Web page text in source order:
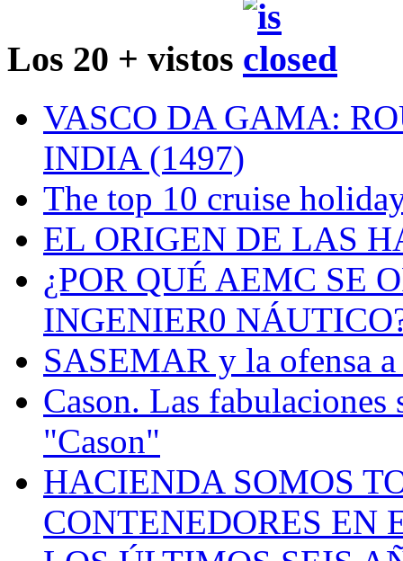
Los 20 + vistos
VASCO DA GAMA:
INDIA (1497)
The top 10 cruise
EL ORIGEN DE LAS
¿POR QUÉ AEMC SE
INGENIER0
SASEMAR y la ofensa a
Cason. Las fabulaciones
"Cason"
HACIENDA SOMOS
CONTENEDORES EN